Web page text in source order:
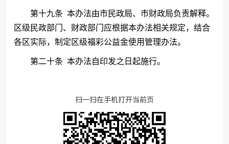
第十九条 本办法由市民政局、市财政局负责解释。
区级民政部门、财政部门应根据本办法相关规定，结合
各区实际，制定区级福彩公益金使用管理办法。
第二十条 本办法自印发之日起施行。
扫一扫在手机打开当前页